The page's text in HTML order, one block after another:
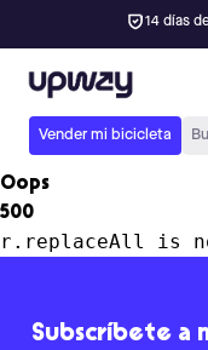
14 días
Upway
Vender mi bicicleta
Oops
500
r.replaceAll is
Subscríbete a